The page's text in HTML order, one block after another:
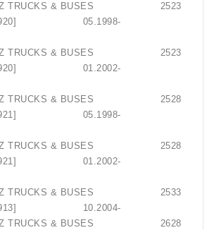
TRUCKS & BUSES 2523
05.1998-
TRUCKS & BUSES 2523
01.2002-
TRUCKS & BUSES 2528
05.1998-
TRUCKS & BUSES 2528
01.2002-
TRUCKS & BUSES 2533
10.2004-
TRUCKS & BUSES 2628